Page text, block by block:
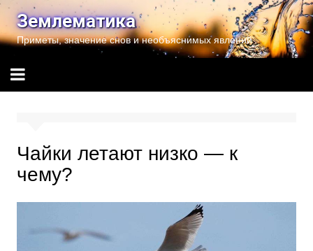
Перейти
содержимому
Землематика
Приметы, значение снов и необъяснимых явлений
Чайки летают низко — к
чему?